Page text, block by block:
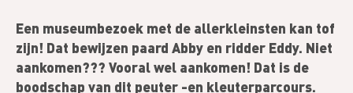
Een museumbezoek met de allerkleinsten kan tof
zijn! Dat bewijzen paard Abby en ridder Eddy. Niet
aankomen??? Vooral wel aankomen! Dat is de
boodschap van dit peuter -en kleuterparcours.